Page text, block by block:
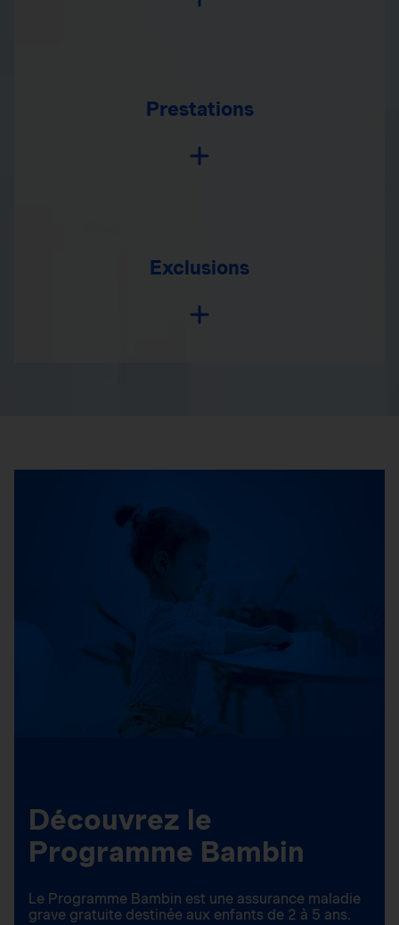
Prestations
Exclusions
Découvrez le
Programme Bambin
Le Programme Bambin est une assurance maladie
grave gratuite destinée aux enfants de 2 à 5 ans.